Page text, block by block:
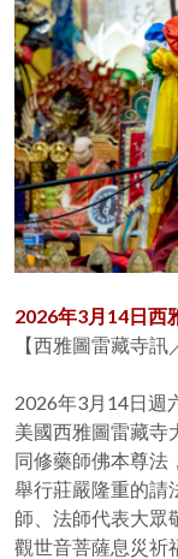
2026年3月14日西
【西雅圖雷藏寺訊
2026年3月14日週
美國西雅圖雷藏寺
同修藥師佛本尊法
舉行莊嚴隆重的請
師、法師代表大眾
觀世音菩薩息災祈